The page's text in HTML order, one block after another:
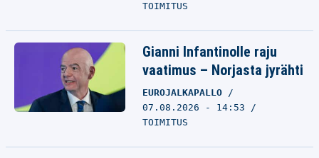
TOIMITUS
Gianni Infantinolle raju
vaatimus – Norjasta jyrähti
EUROJALKAPALLO
07.08.2026 - 14:53
TOIMITUS